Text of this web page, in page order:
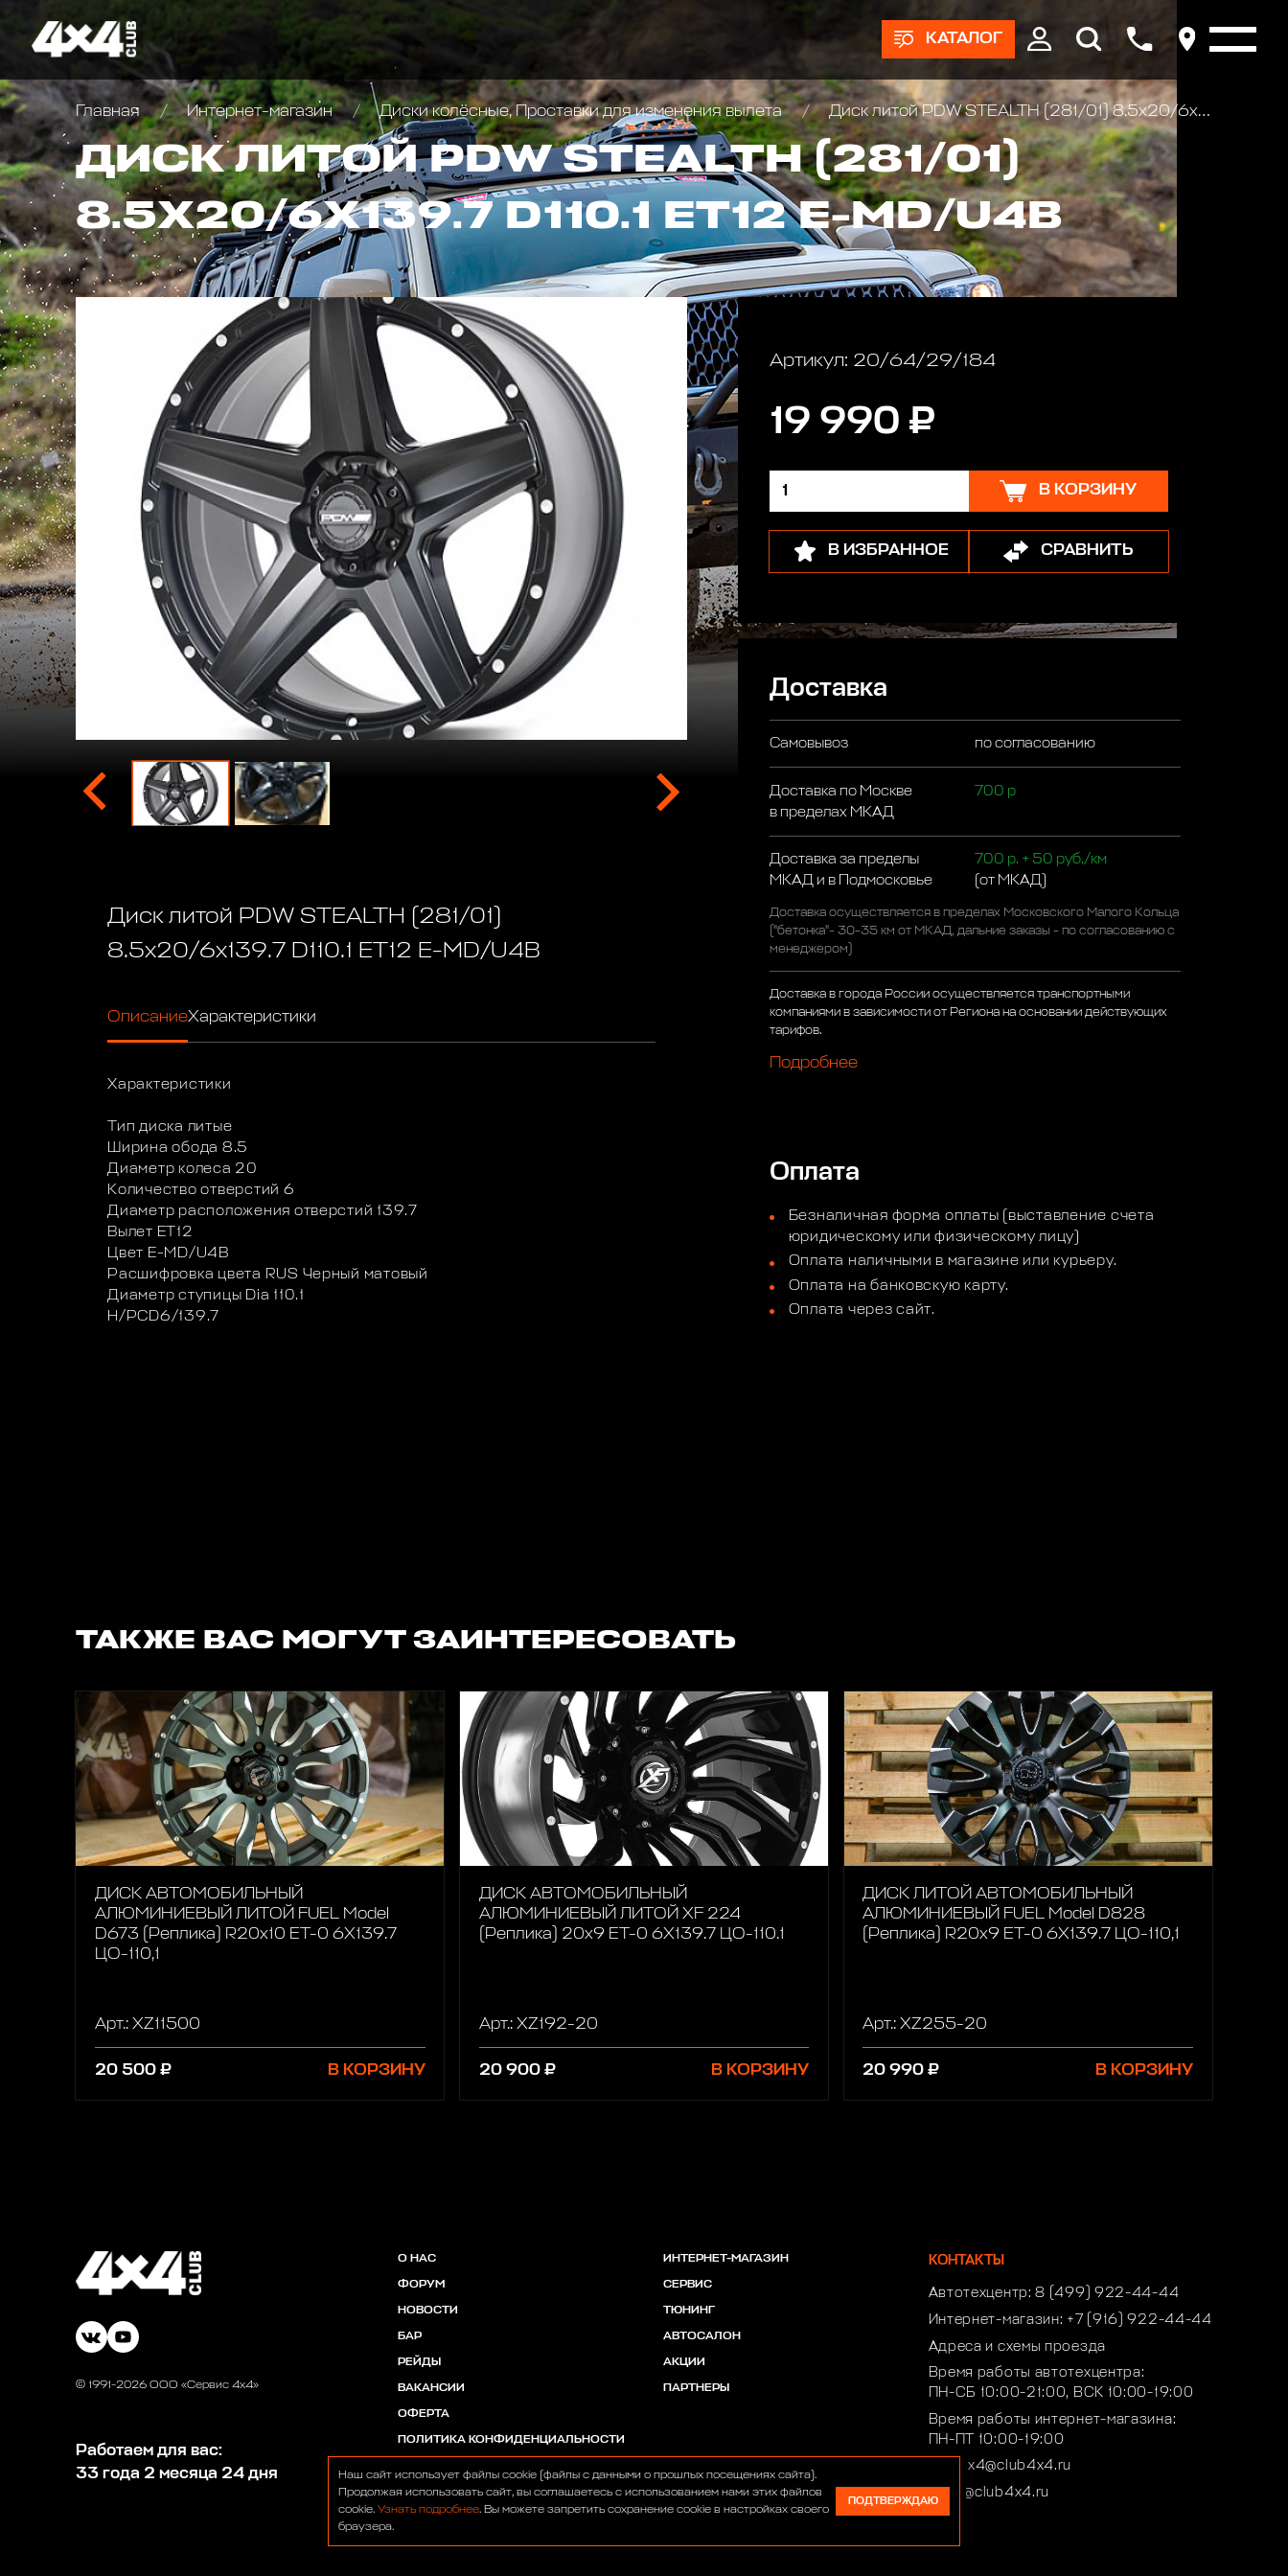
КАТАЛОГ
Главная Интернет-магазин Диски колёсные, Проставки для изменения вылета Диск литой PDW STEALTH (281/01) 8.5x20/6x139.7 D110.1 ET12 E-MD/U4B
ДИСК ЛИТОЙ PDW STEALTH (281/01)
8.5X20/6X139.7 D110.1 ET12 E-MD/U4B
Диск литой PDW STEALTH (281/01)
8.5x20/6x139.7 D110.1 ET12 E-MD/U4B
ОписаниеХарактеристики
Характеристики
Тип диска литые
Ширина обода 8.5
Диаметр колеса 20
Количество отверстий 6
Диаметр расположения отверстий 139.7
Вылет ET12
Цвет E-MD/U4B
Расшифровка цвета RUS Черный матовый
Диаметр ступицы Dia 110.1
H/PCD6/139.7
Артикул: 20/64/29/184
19 990 ₽
В КОРЗИНУ
В ИЗБРАННОЕ СРАВНИТЬ
Доставка
Самовывоз по согласованию
Доставка по Москве
в пределах МКАД
700 р
Доставка за пределы
МКАД и в Подмосковье
700 р. + 50 руб./км
(от МКАД)
Доставка осуществляется в пределах Московского Малого Кольца
("бетонка"- 30-35 км от МКАД, дальние заказы - по согласованию с
менеджером)
Доставка в города России осуществляется транспортными
компаниями в зависимости от Региона на основании действующих
тарифов.
Подробнее
Оплата
Безналичная форма оплаты (выставление счета
юридическому или физическому лицу)
Оплата наличными в магазине или курьеру.
Оплата на банковскую карту.
Оплата через сайт.
ТАКЖЕ ВАС МОГУТ ЗАИНТЕРЕСОВАТЬ
ДИСК АВТОМОБИЛЬНЫЙ
АЛЮМИНИЕВЫЙ ЛИТОЙ FUEL Model
D673 (Реплика) R20х10 ET-0 6X139.7
ЦО-110,1
Арт.: XZ11500
20 500 ₽ В КОРЗИНУ
ДИСК АВТОМОБИЛЬНЫЙ
АЛЮМИНИЕВЫЙ ЛИТОЙ XF 224
(Реплика) 20х9 ET-0 6X139.7 ЦО-110.1
Арт.: XZ192-20
20 900 ₽ В КОРЗИНУ
ДИСК ЛИТОЙ АВТОМОБИЛЬНЫЙ
АЛЮМИНИЕВЫЙ FUEL Model D828
(Реплика) R20х9 ET-0 6X139.7 ЦО-110,1
Арт.: XZ255-20
20 990 ₽ В КОРЗИНУ
© 1991-2026 ООО «Сервис 4х4»
Работаем для вас:
33 года 2 месяца 24 дня
О НАС
ФОРУМ
НОВОСТИ
БАР
РЕЙДЫ
ВАКАНСИИ
ОФЕРТА
ПОЛИТИКА КОНФИДЕНЦИАЛЬНОСТИ
ИНТЕРНЕТ-МАГАЗИН
СЕРВИС
ТЮНИНГ
АВТОСАЛОН
АКЦИИ
ПАРТНЕРЫ
КОНТАКТЫ
Автотехцентр:8 (499) 922-44-44
Интернет-магазин: +7 (916) 922-44-44
Адреса и схемы проезда
Время работы автотехцентра:
ПН-СБ 10:00-21:00, ВСК 10:00-19:00
Время работы интернет-магазина:
ПН-ПТ 10:00-19:00
club4x4@club4x4.ru
shop@club4x4.ru
Наш сайт использует файлы cookie (файлы с данными о прошлых посещениях сайта).
Продолжая использовать сайт, вы соглашаетесь с использованием нами этих файлов
cookie. Узнать подробнее. Вы можете запретить сохранение cookie в настройках своего
браузера.
ПОДТВЕРЖДАЮ